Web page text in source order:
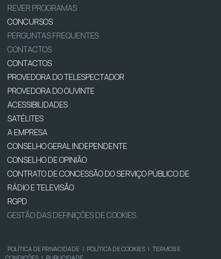
REVER PROGRAMAS
CONCURSOS
PERGUNTAS FREQUENTES
CONTACTOS
CONTACTOS
PROVEDORA DO TELESPECTADOR
PROVEDORA DO OUVINTE
ACESSIBILIDADES
SATÉLITES
A EMPRESA
CONSELHO GERAL INDEPENDENTE
CONSELHO DE OPINIÃO
CONTRATO DE CONCESSÃO DO SERVIÇO PÚBLICO DE
RÁDIO E TELEVISÃO
RGPD
GESTÃO DAS DEFINIÇÕES DE COOKIES
POLÍTICA DE PRIVACIDADE | POLÍTICA DE COOKIES | TERMOS E